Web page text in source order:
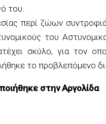
του.
περί ζώων
του
σκύλο, για τον
το προβλεπόμενο
στην Αργολίδα